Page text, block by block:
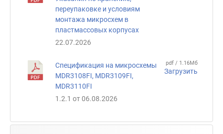
переупаковке и условиям
монтажа микросхем в
пластмассовых корпусах
22.07.2026
Cпецификация на микросхемы
MDR3108FI, MDR3109FI,
MDR3110FI
1.2.1 от 06.08.2026
pdf / 1.16Мб
Загрузить